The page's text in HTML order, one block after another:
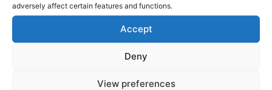
adversely affect certain features and functions.
Accept
Deny
View preferences